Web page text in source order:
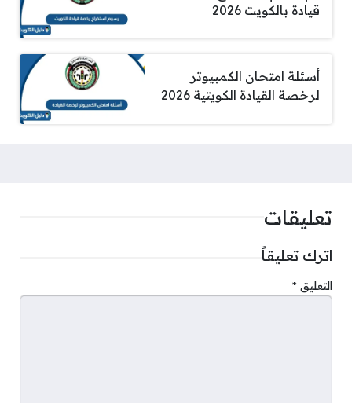
قيادة بالكويت 2026
أسئلة امتحان الكمبيوتر
لرخصة القيادة الكويتية 2026
تعليقات
اترك تعليقاً
التعليق *